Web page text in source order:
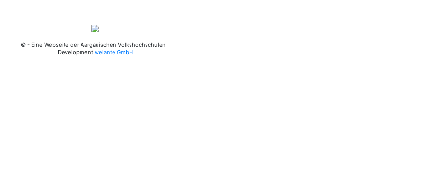
© - Eine Webseite der Aargauischen Volkshochschulen -
Development welante GmbH